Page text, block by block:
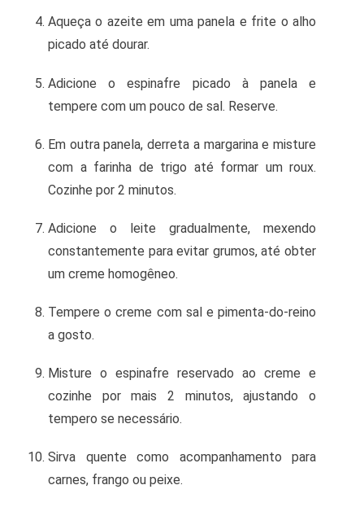
Aqueça o azeite em uma panela e frite o alho
picado até dourar.
Adicione o espinafre picado à panela e
tempere com um pouco de sal. Reserve.
Em outra panela, derreta a margarina e misture
com a farinha de trigo até formar um roux.
Cozinhe por 2 minutos.
Adicione o leite gradualmente, mexendo
constantemente para evitar grumos, até obter
um creme homogêneo.
Tempere o creme com sal e pimenta-do-reino
a gosto.
Misture o espinafre reservado ao creme e
cozinhe por mais 2 minutos, ajustando o
tempero se necessário.
Sirva quente como acompanhamento para
carnes, frango ou peixe.